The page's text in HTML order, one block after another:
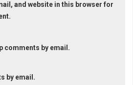
and website in this browser for
comments by email.
by email.